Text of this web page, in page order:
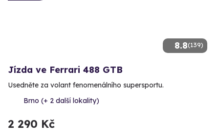
8.8(139)
Jízda ve Ferrari 488 GTB
Usedněte za volant fenomenálního supersportu.
Brno (+ 2 další lokality)
2 290 Kč